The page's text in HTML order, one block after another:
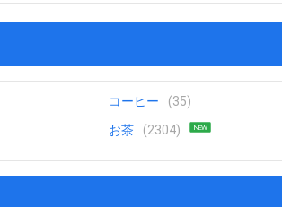
コーヒー (35)
お茶 (2304) NEW